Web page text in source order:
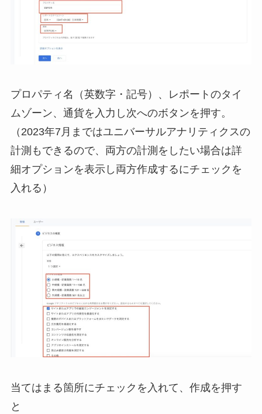
プロパティ名（英数字・記号）、レポートのタイ
ムゾーン、通貨を入力し次へのボタンを押す。
（2023年7月まではユニバーサルアナリティクスの
計測もできるので、両方の計測をしたい場合は詳
細オプションを表示し両方作成するにチェックを
入れる）
当てはまる箇所にチェックを入れて、作成を押す
と